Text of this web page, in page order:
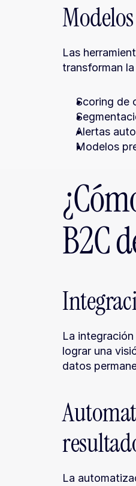
Las
transforman
Scoring de
Alertas
Modelos
B2C
La
lograr una
datos
La